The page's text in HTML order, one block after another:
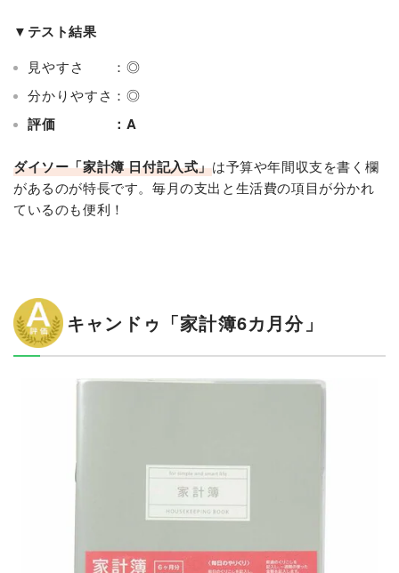
▼テスト結果
見やすさ ：◎
分かりやすさ：◎
評価 ：A
ダイソー「家計簿 日付記入式」は予算や年間収支を書く欄
があるのが特長です。毎月の支出と生活費の項目が分かれ
ているのも便利！
キャンドゥ「家計簿6カ月分」